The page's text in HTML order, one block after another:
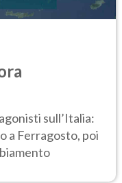
sull’Italia:
a Ferragosto, poi